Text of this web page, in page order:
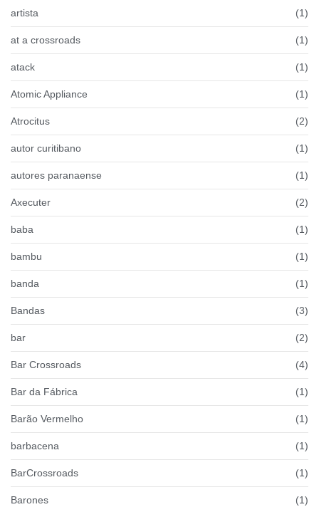
artista (1)
at a crossroads (1)
atack (1)
Atomic Appliance (1)
Atrocitus (2)
autor curitibano (1)
autores paranaense (1)
Axecuter (2)
baba (1)
bambu (1)
banda (1)
Bandas (3)
bar (2)
Bar Crossroads (4)
Bar da Fábrica (1)
Barão Vermelho (1)
barbacena (1)
BarCrossroads (1)
Barones (1)